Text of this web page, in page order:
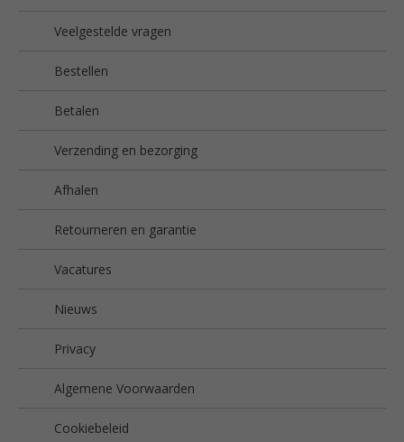
Veelgestelde vragen
Bestellen
Betalen
Verzending en bezorging
Afhalen
Retourneren en garantie
Vacatures
Nieuws
Privacy
Algemene Voorwaarden
Cookiebeleid